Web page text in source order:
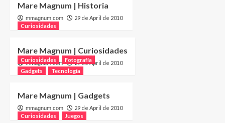
Mare Magnum | Historia
mmagnum.com
29 de April de 2010
Curiosidades
Mare Magnum | Curiosidades
mmagnum.com 29 de April de 2010
Curiosidades
Fotografía
Gadgets
Tecnología
Mare Magnum | Gadgets
mmagnum.com
29 de April de 2010
Curiosidades
Juegos